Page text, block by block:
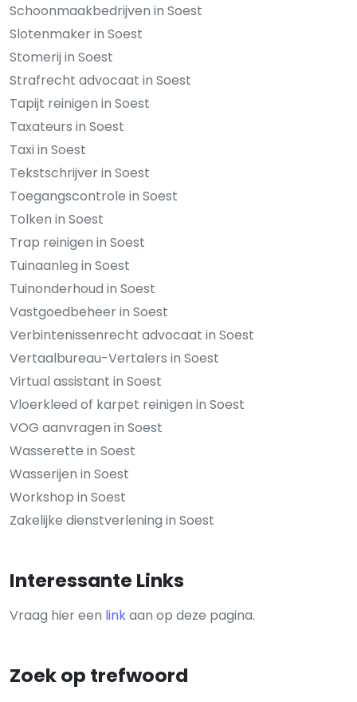
Schoonmaakbedrijven in Soest
Slotenmaker in Soest
Stomerij in Soest
Strafrecht advocaat in Soest
Tapijt reinigen in Soest
Taxateurs in Soest
Taxi in Soest
Tekstschrijver in Soest
Toegangscontrole in Soest
Tolken in Soest
Trap reinigen in Soest
Tuinaanleg in Soest
Tuinonderhoud in Soest
Vastgoedbeheer in Soest
Verbintenissenrecht advocaat in Soest
Vertaalbureau-Vertalers in Soest
Virtual assistant in Soest
Vloerkleed of karpet reinigen in Soest
VOG aanvragen in Soest
Wasserette in Soest
Wasserijen in Soest
Workshop in Soest
Zakelijke dienstverlening in Soest
Interessante Links
Vraag hier een linkaan op deze pagina.
Zoek op trefwoord